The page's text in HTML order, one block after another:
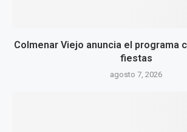
Colmenar Viejo anuncia el programa
fiestas
agosto 7, 2026